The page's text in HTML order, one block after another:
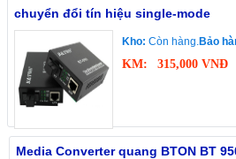
chuyển đổi tín hiệu single-mode
Kho: Còn hàng.Bảo
KM: 315,000 VNĐ
Media Converter quang BTON BT